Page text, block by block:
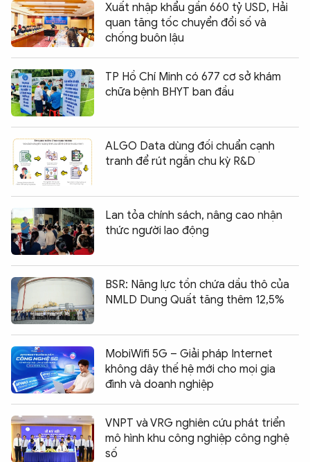
Xuất nhập khẩu gần 660 tỷ USD, Hải
quan tăng tốc chuyển đổi số và
chống buôn lậu
TP Hồ Chí Minh có 677 cơ sở khám
chữa bệnh BHYT ban đầu
ALGO Data dùng đối chuẩn cạnh
tranh để rút ngắn chu kỳ R&D
Lan tỏa chính sách, nâng cao nhận
thức người lao động
BSR: Năng lực tồn chứa dầu thô của
NMLD Dung Quất tăng thêm 12,5%
MobiWifi 5G – Giải pháp Internet
không dây thế hệ mới cho mọi gia
đình và doanh nghiệp
VNPT và VRG nghiên cứu phát triển
mô hình khu công nghiệp công nghệ
số